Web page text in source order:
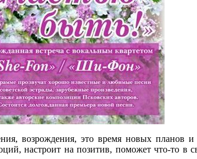
возрождения, это время новых планов
настроит на позитив, поможет что-то в